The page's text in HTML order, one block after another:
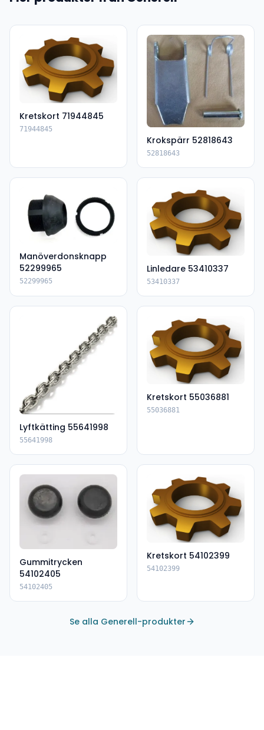
Kretskort 71944845
71944845
Krokspärr 52818643
52818643
Manöverdonsknapp
52299965
52299965
Linledare 53410337
53410337
Lyftkätting 55641998
55641998
Kretskort 55036881
55036881
Gummitrycken
54102405
54102405
Kretskort 54102399
54102399
Se alla Generell-produkter